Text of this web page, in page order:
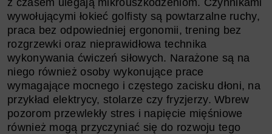
wywołującymi łokieć golfisty są powtarzalne ruchy,
praca bez odpowiedniej ergonomii, trening bez
rozgrzewki oraz nieprawidłowa technika
wykonywania ćwiczeń siłowych. Narażone są na
niego również osoby wykonujące prace
wymagające mocnego i częstego zacisku dłoni, na
przykład elektrycy, stolarze czy fryzjerzy. Wbrew
pozorom przewlekły stres i napięcie mięśniowe
również mogą przyczyniać się do rozwoju tego